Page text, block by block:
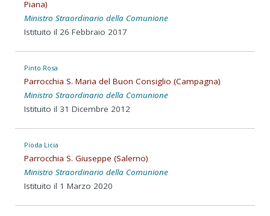
Piana)
Ministro Straordinario della Comunione
Istituito il 26 Febbraio 2017
Pinto Rosa
Parrocchia S. Maria del Buon Consiglio (Campagna)
Ministro Straordinario della Comunione
Istituito il 31 Dicembre 2012
Pioda Licia
Parrocchia S. Giuseppe (Salerno)
Ministro Straordinario della Comunione
Istituito il 1 Marzo 2020